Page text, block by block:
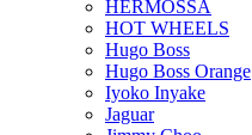
HERMOSSA
HOT WHEELS
Hugo Boss
Hugo Boss Orange
Iyoko Inyake
Jaguar